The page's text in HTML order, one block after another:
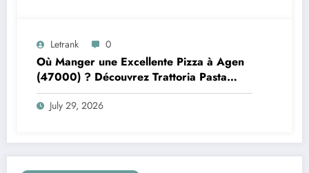
Letrank 0
Où Manger une Excellente Pizza à Agen
(47000) ? Découvrez Trattoria Pasta
Pizza Brax
July 29, 2026